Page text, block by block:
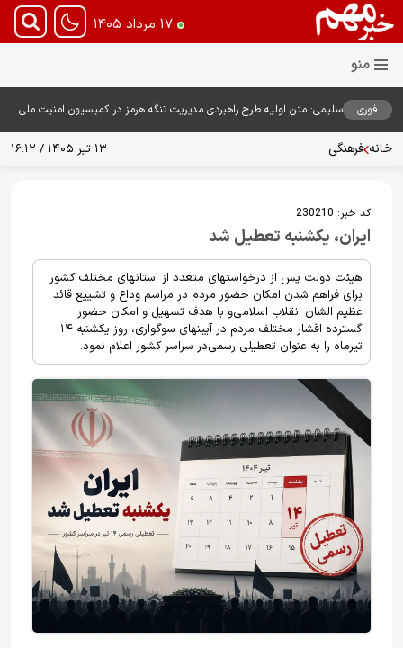
۱۷ مرداد ۱۴۰۵
فوری
سلیمی: متن اولیه طرح راهبردی مدیریت تنگه هرمز در کمیسیون امنیت ملی
خانه فرهنگی ۱۳ تیر ۱۴۰۵ / ۱۶:۱۲
کد خبر: 230210
ایران، یکشنبه تعطیل شد
هیئت دولت پس از درخواستهای متعدد از استانهای مختلف کشور
برای فراهم شدن امکان حضور مردم در مراسم وداع و تشییع قائد
عظیم الشان انقلاب اسلامی‌و با هدف تسهیل و امکان حضور
گسترده اقشار مختلف مردم در آیینهای سوگواری، روز یکشنبه ۱۴
تیرماه را به عنوان تعطیلی رسمی‌در سراسر کشور اعلام نمود.